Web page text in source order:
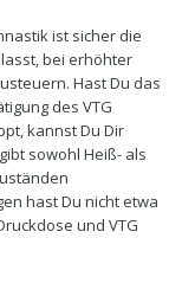
ist sicher die
bei erhöhter
Hast Du das
des VTG
kannst Du Dir
sowohl Heiß- als
hast Du nicht etwa
und VTG